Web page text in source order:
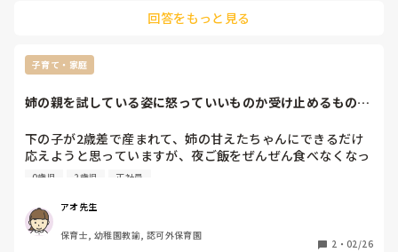
がいらっしゃる方、
どんな働き方に変えたか、不妊治療中の通院はどんな感じだ
教えてください🙇🏻‍♀️
回答をもっと見る
子育て・家庭
姉の親を試している姿に怒っていいものか受け止めるものか
下の子が2歳差で産まれて、姉の甘えたちゃんにできるだけ
応えようと思っていますが、夜ご飯をぜんぜん食べなくなっ
てしまいました🥲
を落としたり、集中できていません。
何かアドバイスお願いします。
0歳児 2歳児 正社員
アオ先生
保育士, 幼稚園教諭, 認可外保育園
2 ・ 02/26